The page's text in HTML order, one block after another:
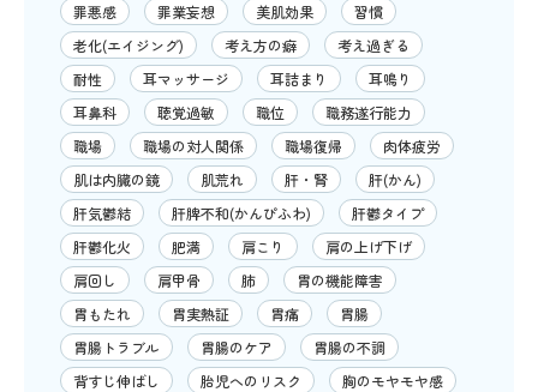
罪悪感
罪業妄想 美肌効果
習慣
老化(エイジング)
考え方の癖
考え過ぎる
耐性
耳マッサージ 耳詰まり
耳鳴り
耳鼻科
聴覚過敏 職位
職務遂行能力
職場
職場の対人関係 職場復帰
肉体疲労
肌は内臓の鏡
肌荒れ 肝・腎
肝(かん)
肝気鬱結
肝脾不和(かんぴふわ)
肝鬱タイプ
肝鬱化火
肥満 肩こり
肩の上げ下げ
肩回し
肩甲骨 肺
胃の機能障害
胃もたれ
胃実熱証 胃痛
胃腸
胃腸トラブル
胃腸のケア
胃腸の不調
背すじ伸ばし
胎児へのリスク
胸のモヤモヤ感